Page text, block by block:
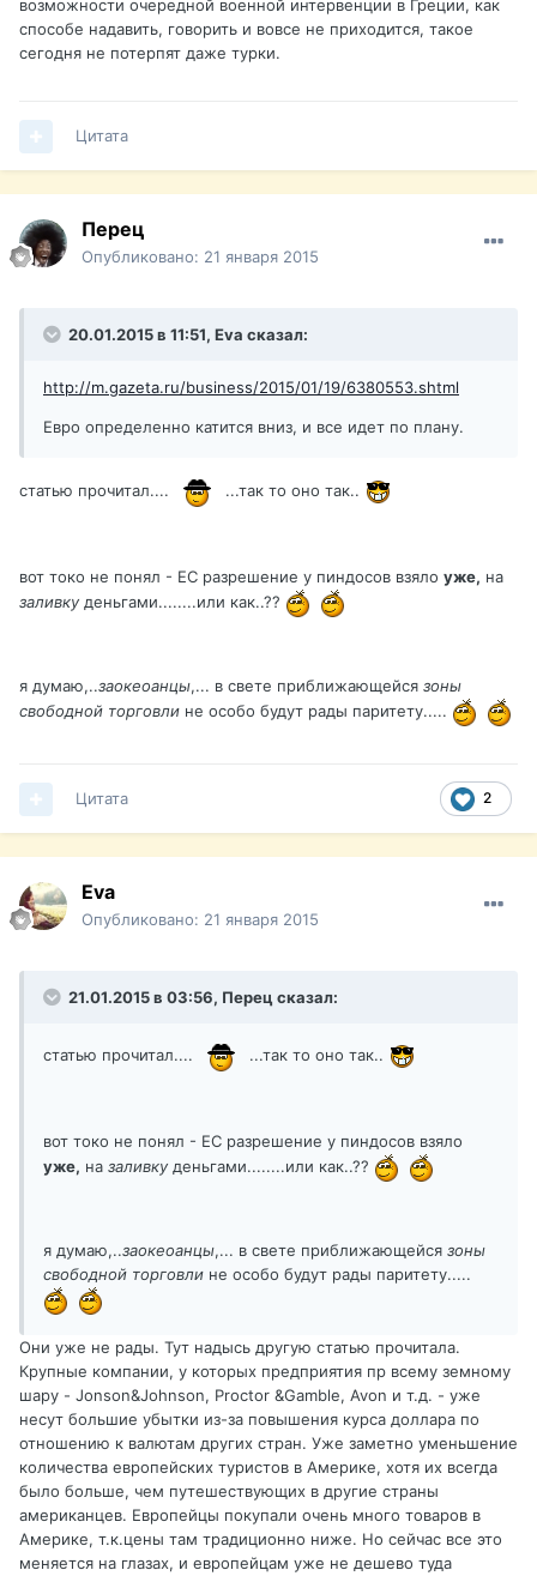
возможности очередной военной интервенции в Греции, как
способе надавить, говорить и вовсе не приходится, такое
сегодня не потерпят даже турки.
Цитата
Перец
Опубликовано: 21 января 2015
20.01.2015 в 11:51, Eva сказал:
http://m.gazeta.ru/business/2015/01/19/6380553.shtml
Евро определенно катится вниз, и все идет по плану.
статью прочитал.... ...так то оно так..
вот токо не понял - ЕС разрешение у пиндосов взяло уже, на
заливку деньгами........или как..??
я думаю,..заокеоанцы,... в свете приближающейся зоны
свободной торговли не особо будут рады паритету.....
2
Цитата
Eva
Опубликовано: 21 января 2015
21.01.2015 в 03:56, Перец сказал:
статью прочитал.... ...так то оно так..
вот токо не понял - ЕС разрешение у пиндосов взяло
уже, на заливку деньгами........или как..??
я думаю,..заокеоанцы,... в свете приближающейся зоны
свободной торговли не особо будут рады паритету.....
Они уже не рады. Тут надысь другую статью прочитала.
Крупные компании, у которых предприятия пр всему земному
шару - Jonson&Johnson, Proctor &Gamble, Avon и т.д. - уже
несут большие убытки из-за повышения курса доллара по
отношению к валютам других стран. Уже заметно уменьшение
количества европейских туристов в Америке, хотя их всегда
было больше, чем путешествующих в другие страны
американцев. Европейцы покупали очень много товаров в
Америке, т.к.цены там традиционно ниже. Но сейчас все это
меняется на глазах, и европейцам уже не дешево туда